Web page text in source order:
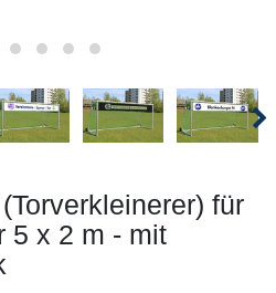
für
5 x 2 m - mit